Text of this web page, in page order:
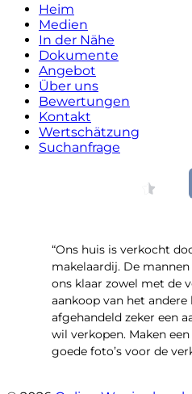
Heim
Medien
In der Nähe
Dokumente
Angebot
Über uns
Bewertungen
Kontakt
Wertschätzung
Suchanfrage
“Ons huis is verkocht
makelaardij. De
ons klaar zowel met de
aankoop van het andere
afgehandeld zeker een
wil verkopen. Maken
goede foto’s voor de